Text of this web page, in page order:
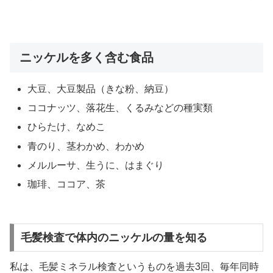
ニッケルを多く含む食品
大豆、大豆製品（きな粉、納豆）
ココナッツ、落花生、くるみなどの種実類
ひらたけ、なめこ
青のり、茎わかめ、わかめ
メルルーサ、生うに、はまぐり
珈琲、ココア、茶
毛髪検査で体内のニッケルの量を知る
私は、毛髪ミネラル検査というものを過去3回、毎年同時